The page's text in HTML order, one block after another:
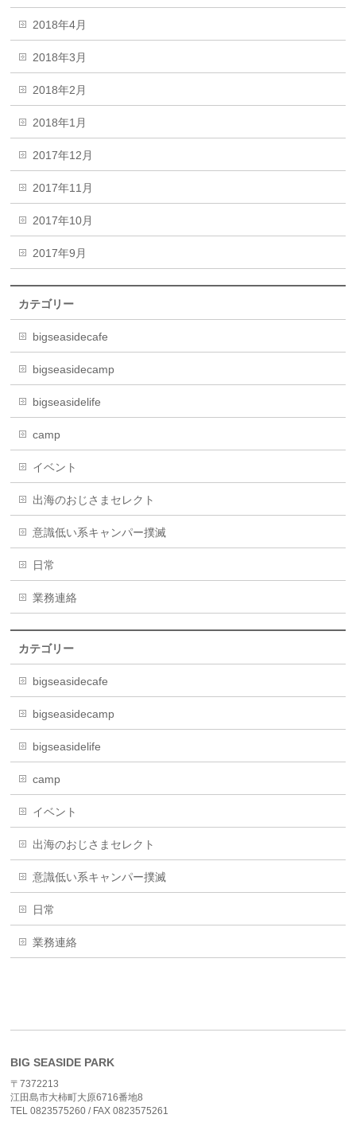
2018年4月
2018年3月
2018年2月
2018年1月
2017年12月
2017年11月
2017年10月
2017年9月
カテゴリー
bigseasidecafe
bigseasidecamp
bigseasidelife
camp
イベント
出海のおじさまセレクト
意識低い系キャンパー撲滅
日常
業務連絡
カテゴリー
bigseasidecafe
bigseasidecamp
bigseasidelife
camp
イベント
出海のおじさまセレクト
意識低い系キャンパー撲滅
日常
業務連絡
BIG SEASIDE PARK
〒7372213
江田島市大柿町大原6716番地8
TEL 0823575260 / FAX 0823575261